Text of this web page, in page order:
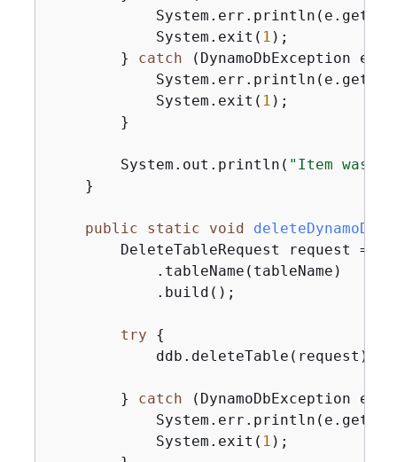
            System.exit(
1 );
        }
catch (DynamoDbException e)
            System.exit(
1 );
        }
        System.out.println(
"Item was
    }
public static void
DeleteTableRequest request =
            .tableName(tableName)
            .build();
try
{
            ddb.deleteTable(request);
        }
catch (DynamoDbException e)
            System.exit(
1 );